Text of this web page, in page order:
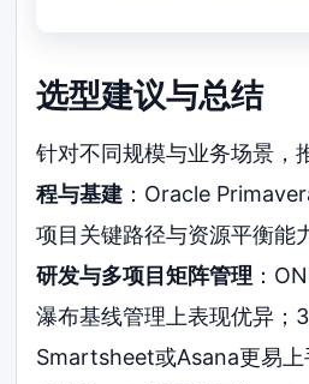
选型建议与总结
针对不同规模与业务场景，
程与基建 ：Oracle
项目关键路径与资源平衡能
研发与多项目矩阵管理 ：
瀑布基线管理上表现优异；
Smartsheet或Asana更易上